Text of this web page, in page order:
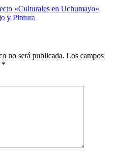
«Culturales en Uchumayo»
y Pintura
no será publicada. Los campos
*